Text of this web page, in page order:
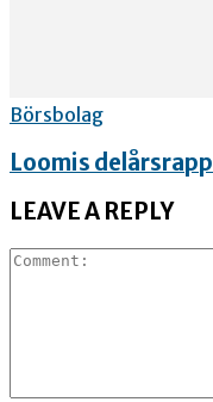
Börsbolag
Loomis
LEAVE A REPLY